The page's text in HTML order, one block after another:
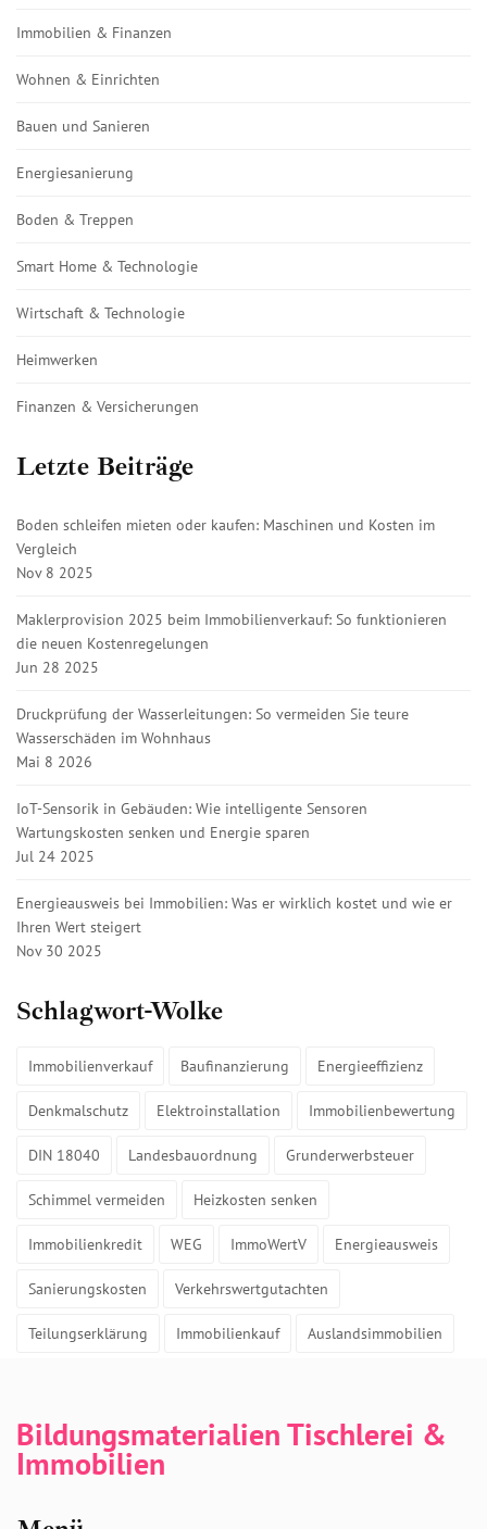
Immobilien & Finanzen
Wohnen & Einrichten
Bauen und Sanieren
Energiesanierung
Boden & Treppen
Smart Home & Technologie
Wirtschaft & Technologie
Heimwerken
Finanzen & Versicherungen
Letzte Beiträge
Boden schleifen mieten oder kaufen: Maschinen und Kosten im
Vergleich
Nov 8 2025
Maklerprovision 2025 beim Immobilienverkauf: So funktionieren
die neuen Kostenregelungen
Jun 28 2025
Druckprüfung der Wasserleitungen: So vermeiden Sie teure
Wasserschäden im Wohnhaus
Mai 8 2026
IoT-Sensorik in Gebäuden: Wie intelligente Sensoren
Wartungskosten senken und Energie sparen
Jul 24 2025
Energieausweis bei Immobilien: Was er wirklich kostet und wie er
Ihren Wert steigert
Nov 30 2025
Schlagwort-Wolke
Immobilienverkauf Baufinanzierung Energieeffizienz
Denkmalschutz Elektroinstallation Immobilienbewertung
DIN 18040 Landesbauordnung Grunderwerbsteuer
Schimmel vermeiden Heizkosten senken
Immobilienkredit WEG ImmoWertV Energieausweis
Sanierungskosten Verkehrswertgutachten
Teilungserklärung Immobilienkauf Auslandsimmobilien
Bildungsmaterialien Tischlerei &
Immobilien